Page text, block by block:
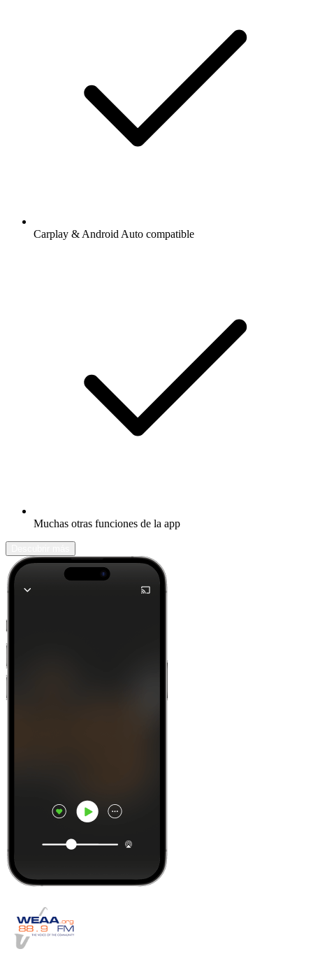
Carplay & Android Auto compatible
Muchas otras funciones de la app